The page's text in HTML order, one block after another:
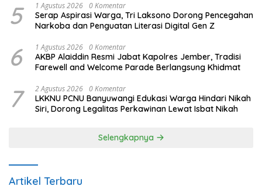
5 1 Agustus 2026 0 Komentar
Serap Aspirasi Warga, Tri Laksono Dorong Pencegahan
Narkoba dan Penguatan Literasi Digital Gen Z
6 1 Agustus 2026 0 Komentar
AKBP Alaiddin Resmi Jabat Kapolres Jember, Tradisi
Farewell and Welcome Parade Berlangsung Khidmat
7 2 Agustus 2026 0 Komentar
LKKNU PCNU Banyuwangi Edukasi Warga Hindari Nikah
Siri, Dorong Legalitas Perkawinan Lewat Isbat Nikah
Selengkapnya
Artikel Terbaru